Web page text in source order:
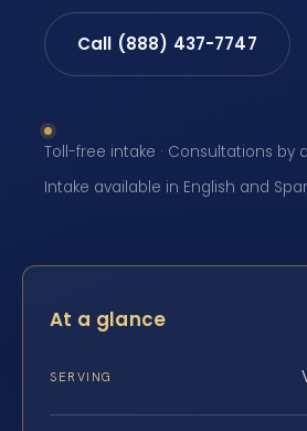
Call (888) 437-7747
Toll-free intake · Consultations by
Intake available in English and
At a glance
SERVING